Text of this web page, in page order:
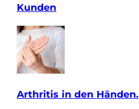
Kunden
Arthritis in den Händen.